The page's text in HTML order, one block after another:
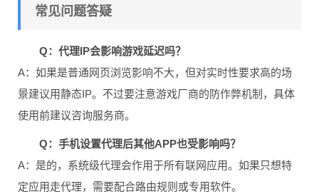
常见问题答疑
Q：代理IP会影响游戏延迟吗？
A：如果是普通网页浏览影响不大，但对实时性要求高的场
景建议用静态IP。不过要注意游戏厂商的防作弊机制，具体
使用前建议咨询服务商。
Q：手机设置代理后其他APP也受影响吗？
A：是的，系统级代理会作用于所有联网应用。如果只想特
定应用走代理，需要配合路由规则或专用软件。